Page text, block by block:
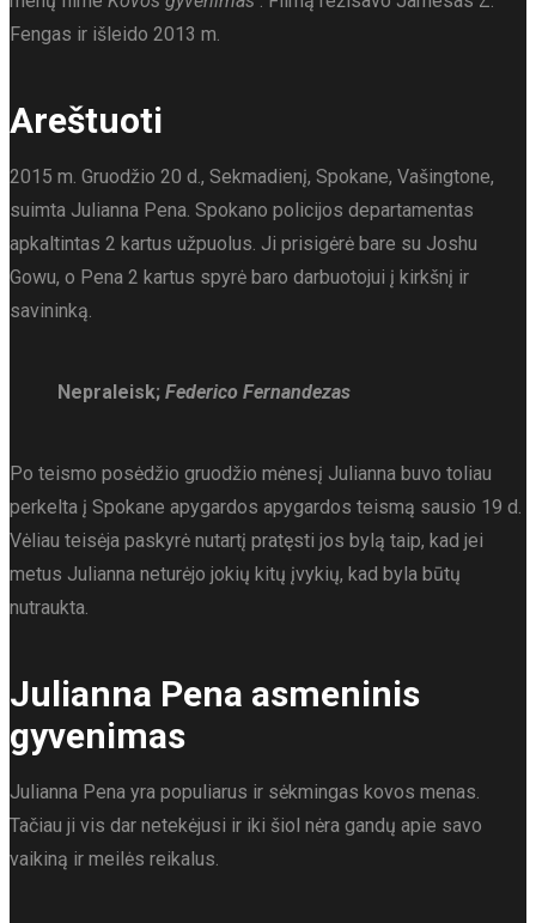
Fengas ir išleido 2013 m.
Areštuoti
2015 m. Gruodžio 20 d., Sekmadienį, Spokane, Vašingtone,
suimta Julianna Pena. Spokano policijos departamentas
apkaltintas 2 kartus užpuolus. Ji prisigėrė bare su Joshu
Gowu, o Pena 2 kartus spyrė baro darbuotojui į kirkšnį ir
savininką.
Nepraleisk; Federico Fernandezas
Po teismo posėdžio gruodžio mėnesį Julianna buvo toliau
perkelta į Spokane apygardos apygardos teismą sausio 19 d.
Vėliau teisėja paskyrė nutartį pratęsti jos bylą taip, kad jei
metus Julianna neturėjo jokių kitų įvykių, kad byla būtų
nutraukta.
Julianna Pena asmeninis
gyvenimas
Julianna Pena yra populiarus ir sėkmingas kovos menas.
Tačiau ji vis dar netekėjusi ir iki šiol nėra gandų apie savo
vaikiną ir meilės reikalus.